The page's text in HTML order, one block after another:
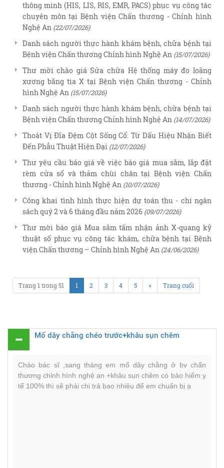
thông minh (HIS, LIS, RIS, EMR, PACS) phục vụ công tác
chuyên môn tại Bệnh viện Chấn thương - Chỉnh hình
Nghệ An (22/07/2026)
Danh sách người thực hành khám bệnh, chữa bệnh tại
Bệnh viện Chấn thương Chỉnh hình Nghệ An (15/07/2026)
Thư mời chào giá Sửa chữa Hệ thống máy đo loãng
xương bằng tia X tại Bệnh viện Chấn thương - Chỉnh
hình Nghệ An (15/07/2026)
Danh sách người thực hành khám bệnh, chữa bệnh tại
Bệnh viện Chấn thương Chỉnh hình Nghệ An (14/07/2026)
Thoát Vị Đĩa Đệm Cột Sống Cổ: Từ Dấu Hiệu Nhận Biết
Đến Phẫu Thuật Hiện Đại (12/07/2026)
Thư yêu cầu báo giá về việc báo giá mua sắm, lắp đặt
rèm cửa sổ và thảm chùi chân tại Bệnh viện Chấn
thương - Chỉnh hình Nghệ An (10/07/2026)
Công khai tình hình thực hiện dự toán thu - chi ngân
sách quý 2 và 6 tháng đầu năm 2026 (09/07/2026)
Thư mời báo giá Mua sắm tấm nhận ảnh X-quang kỹ
thuật số phục vụ công tác khám, chữa bệnh tại Bệnh
viện Chấn thương – Chỉnh hình Nghệ An (24/06/2026)
Trang 1 trong 51 1 2 3 4 5 » Trang cuối
Mổ dây chằng chéo trước+khâu sụn chêm
Chào bác sĩ ,sang tháng em mổ dây chằng ở bv chấn
thương chỉnh hình nghệ an +khâu sụn chêm có bảo hiểm y
tế 100% thì sẽ phải chi trả bao nhiêu để em chuẩn bị ạ